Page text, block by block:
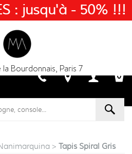
Bourdonnais, Paris 7
> Tapis Spiral Gris
: jusqu'à - 50% !!!